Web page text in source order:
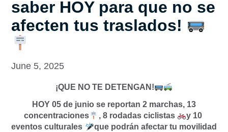
saber HOY para que no se
afecten tus traslados!
June 5, 2025
¡QUE NO TE DETENGAN!
HOY 05 de junio se reportan 2 marchas, 13
concentraciones
, 8 rodadas ciclistas
y 10
eventos culturales
que podrán afectar tu movilidad